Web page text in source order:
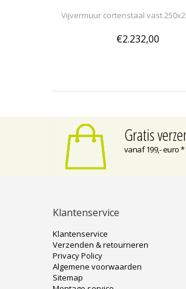
Vijvermuur cortenstaal vast
€2.232,00
Gratis
vanaf 199,- euro *
Klantenservice
Klantenservice
Verzenden & retourneren
Privacy Policy
Algemene voorwaarden
Sitemap